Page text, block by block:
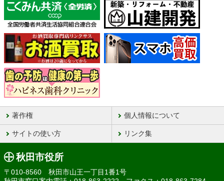
著作権 個人情報について
サイトの使い方 リンク集
秋田市役所
〒010-8560 秋田市山王一丁目1番1号